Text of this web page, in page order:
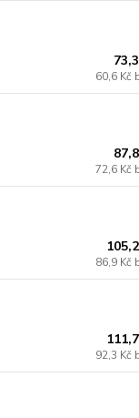
60,6 Kč
72,6 Kč
86,9 Kč
92,3 Kč